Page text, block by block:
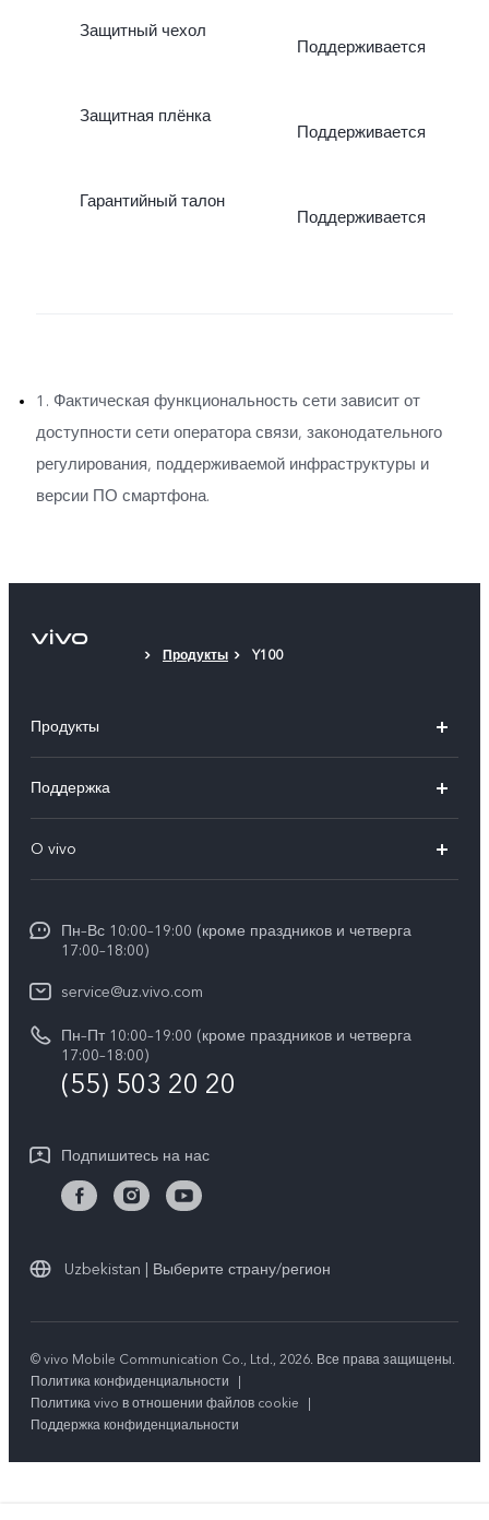
Защитный чехол
Поддерживается
Защитная плёнка
Поддерживается
Гарантийный талон
Поддерживается
1. Фактическая функциональность сети зависит от
доступности сети оператора связи, законодательного
регулирования, поддерживаемой инфраструктуры и
версии ПО смартфона.
Продукты Y100
Продукты
V50 Lite
Y29
Поддержка
Funtouch OS
Сервисные центры
IMEI аутентификация
Обновление системы
Инструкции по гарантии vivo
O vivo
Пресс Центр
Карьера в vivo
Юридическая информация
О нас
Стабильность
Пн–Вс 10:00–19:00 (кроме праздников и четверга
17:00–18:00)
service@uz.vivo.com
Пн–Пт 10:00–19:00 (кроме праздников и четверга
17:00–18:00)
(55) 503 20 20
Подпишитесь на нас
Uzbekistan | Выберите страну/регион
© vivo Mobile Communication Co., Ltd., 2026. Все права защищены.
Политика конфиденциальности
|
Политика vivo в отношении файлов cookie
|
Поддержка конфиденциальности